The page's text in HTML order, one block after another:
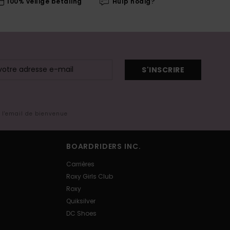
S'INSCRIRE
de bienvenue
BOARDRIDERS INC.
Carrières
Roxy Girls Club
Roxy
Quiksilver
DC Shoes